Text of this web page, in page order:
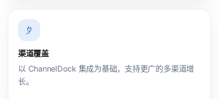
渠道覆盖
以 ChannelDock 集成为基础，支持更广的多渠道增
长。